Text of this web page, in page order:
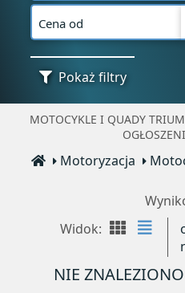
Cena od
Pokaż filtry
MOTOCYKLE I QUADY
Motoryzacja
Widok:
NIE